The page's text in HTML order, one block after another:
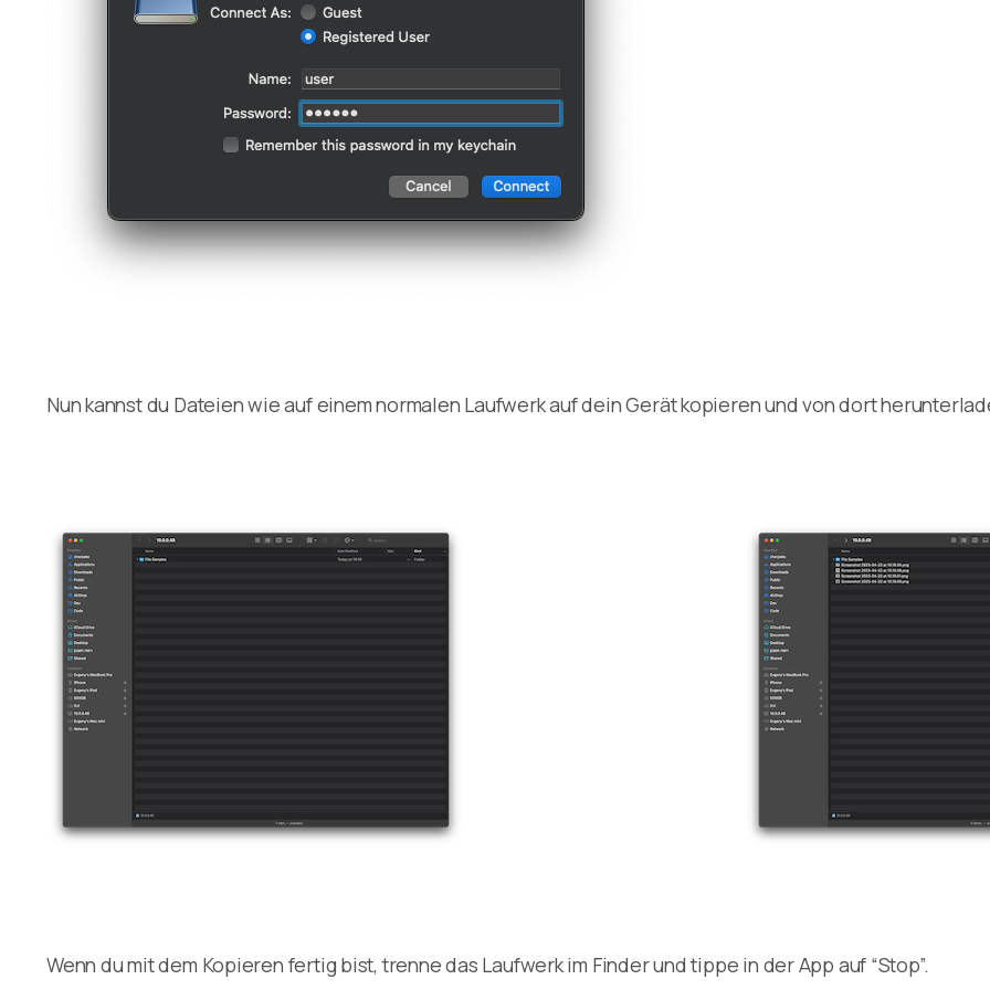
Nun kannst du Dateien wie auf einem normalen Laufwerk auf dein Gerät kopieren und von dort
Wenn du mit dem Kopieren fertig bist, trenne das Laufwerk im Finder und tippe in der App auf “Stop”.